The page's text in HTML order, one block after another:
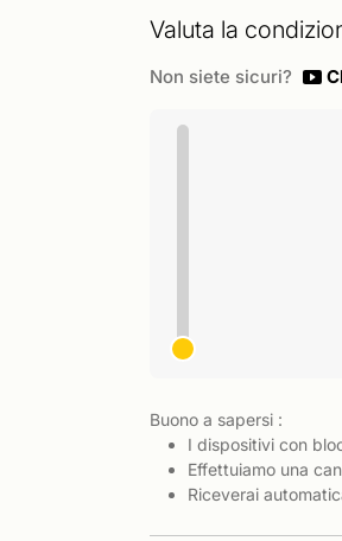
Valuta la
Non siete sicuri?
Buono a sapersi :
I dispositivi con
Effettuiamo una
Riceverai